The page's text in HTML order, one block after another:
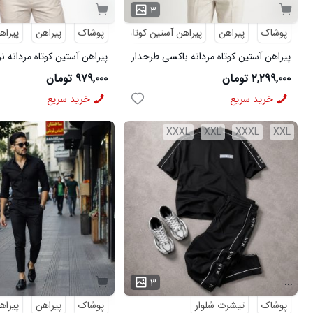
۳
پوشاک
پیراهن پیراهن آستین کوتاه
طرحدار
پیراهن آستین کوتاه مردانه باکسی طرحدار
لینن سبز مدل 50971
۲,۲۹۹,۰۰۰ تومان
خرید سریع
پوشاک
پیراهن
پیراهن آستین کوتاه مردانه
ویسکوز سبز مدل 50977
۹۷۹,۰۰۰ تومان
خرید سریع
XXL
XXXL
XXL
XXXL
۳
...
پوشاک
تیشرت شلوار
پوشاک
پیراهن